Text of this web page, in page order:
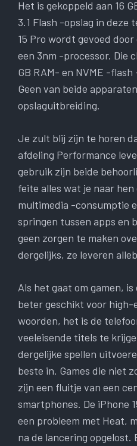
Het is gekoppeld aan 16
3.1 Flash -opslag in deze
15 Pro wordt gevoed
een 3nm -processor. Die
GB RAM- en NVME -
Geen van beide
opslaguitbreiding.
Je zult blij zijn te horen
afdeling Performance
gebruik zijn beide
feite alles wat je naar
multimedia -consumptie
springen tussen apps en
geen zorgen te maken
dergelijks, ze leveren
Als het gaat om gamen,
beter geschikt voor high-
woorden, het is de
veeleisende titels te
dergelijke spellen
beste in. Games die niet
zijn een fluitje van een
smartphones. De iPhone
een probleem met Heat,
na de lancering opgelost.